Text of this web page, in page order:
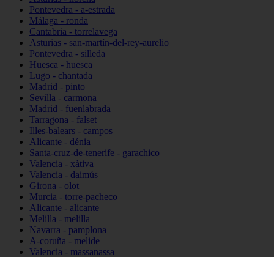
Pontevedra - a-estrada
Málaga - ronda
Cantabria - torrelavega
Asturias - san-martín-del-rey-aurelio
Pontevedra - silleda
Huesca - huesca
Lugo - chantada
Madrid - pinto
Sevilla - carmona
Madrid - fuenlabrada
Tarragona - falset
Illes-balears - campos
Alicante - dénia
Santa-cruz-de-tenerife - garachico
Valencia - xàtiva
Valencia - daimús
Girona - olot
Murcia - torre-pacheco
Alicante - alicante
Melilla - melilla
Navarra - pamplona
A-coruña - melide
Valencia - massanassa